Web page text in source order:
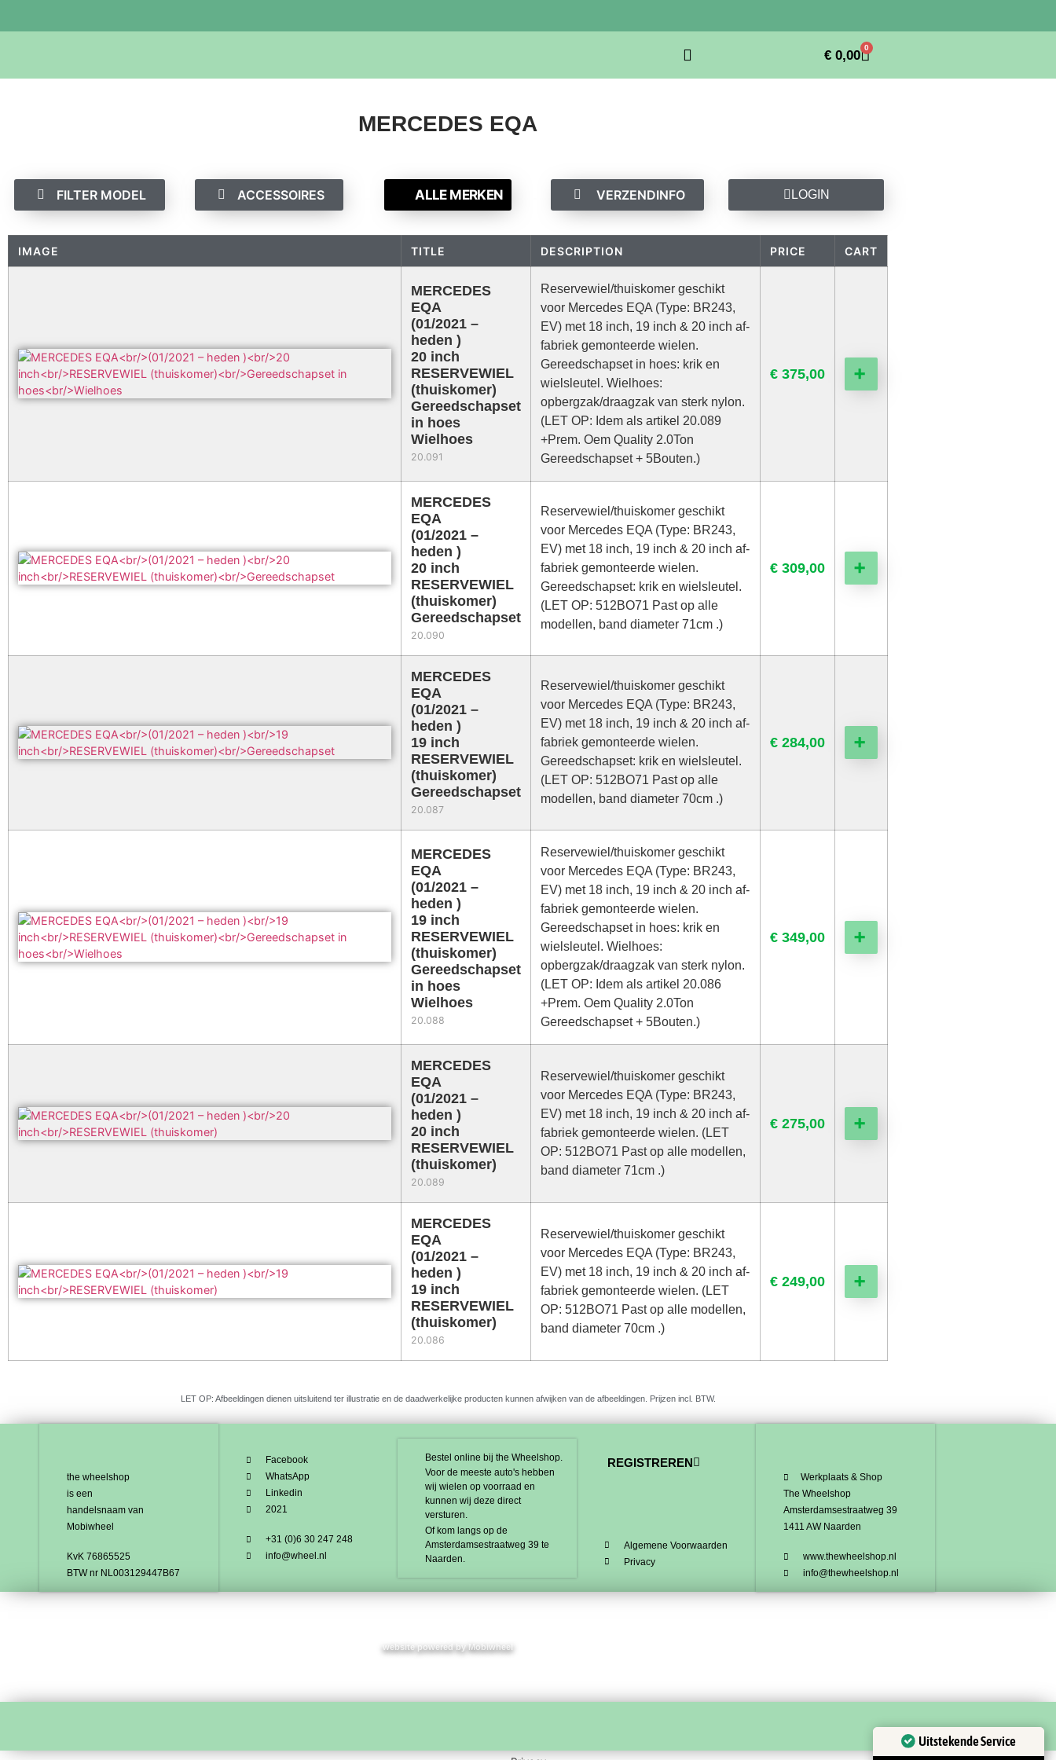
€ 0,00
0
MERCEDES EQA
FILTER MODEL ACCESSOIRES ALLE MERKEN VERZENDINFO LOGIN
IMAGE TITLE DESCRIPTION PRICE CART
MERCEDES
EQA
(01/2021 –
heden )
20 inch
RESERVEWIEL
(thuiskomer)
Gereedschapset
in hoes
Wielhoes
20.091
Reservewiel/thuiskomer geschikt
voor Mercedes EQA (Type: BR243,
EV) met 18 inch, 19 inch & 20 inch af-
fabriek gemonteerde wielen.
Gereedschapset in hoes: krik en
wielsleutel. Wielhoes:
opbergzak/draagzak van sterk nylon.
(LET OP: Idem als artikel 20.089
+Prem. Oem Quality 2.0Ton
Gereedschapset + 5Bouten.)
€ 375,00 ➕
MERCEDES
EQA
(01/2021 –
heden )
20 inch
RESERVEWIEL
(thuiskomer)
Gereedschapset
20.090
Reservewiel/thuiskomer geschikt
voor Mercedes EQA (Type: BR243,
EV) met 18 inch, 19 inch & 20 inch af-
fabriek gemonteerde wielen.
Gereedschapset: krik en wielsleutel.
(LET OP: 512BO71 Past op alle
modellen, band diameter 71cm .)
€ 309,00 ➕
MERCEDES
EQA
(01/2021 –
heden )
19 inch
RESERVEWIEL
(thuiskomer)
Gereedschapset
20.087
Reservewiel/thuiskomer geschikt
voor Mercedes EQA (Type: BR243,
EV) met 18 inch, 19 inch & 20 inch af-
fabriek gemonteerde wielen.
Gereedschapset: krik en wielsleutel.
(LET OP: 512BO71 Past op alle
modellen, band diameter 70cm .)
€ 284,00 ➕
MERCEDES
EQA
(01/2021 –
heden )
19 inch
RESERVEWIEL
(thuiskomer)
Gereedschapset
in hoes
Wielhoes
20.088
Reservewiel/thuiskomer geschikt
voor Mercedes EQA (Type: BR243,
EV) met 18 inch, 19 inch & 20 inch af-
fabriek gemonteerde wielen.
Gereedschapset in hoes: krik en
wielsleutel. Wielhoes:
opbergzak/draagzak van sterk nylon.
(LET OP: Idem als artikel 20.086
+Prem. Oem Quality 2.0Ton
Gereedschapset + 5Bouten.)
€ 349,00 ➕
MERCEDES
EQA
(01/2021 –
heden )
20 inch
RESERVEWIEL
(thuiskomer)
20.089
Reservewiel/thuiskomer geschikt
voor Mercedes EQA (Type: BR243,
EV) met 18 inch, 19 inch & 20 inch af-
fabriek gemonteerde wielen. (LET
OP: 512BO71 Past op alle modellen,
band diameter 71cm .)
€ 275,00 ➕
MERCEDES
EQA
(01/2021 –
heden )
19 inch
RESERVEWIEL
(thuiskomer)
20.086
Reservewiel/thuiskomer geschikt
voor Mercedes EQA (Type: BR243,
EV) met 18 inch, 19 inch & 20 inch af-
fabriek gemonteerde wielen. (LET
OP: 512BO71 Past op alle modellen,
band diameter 70cm .)
€ 249,00 ➕
LET OP: Afbeeldingen dienen uitsluitend ter illustratie en de daadwerkelijke producten kunnen afwijken van de afbeeldingen. Prijzen incl. BTW.
the wheelshop
is een
handelsnaam van
Mobiwheel
KvK 76865525
BTW nr NL003129447B67
Facebook
WhatsApp
Linkedin
2021
+31 (0)6 30 247 248
info@wheel.nl
Bestel online bij the Wheelshop.
Voor de meeste auto's hebben
wij wielen op voorraad en
kunnen wij deze direct
versturen.
Of kom langs op de
Amsterdamsestraatweg 39 te
Naarden.
REGISTREREN
Algemene Voorwaarden
Privacy
Werkplaats & Shop
The Wheelshop
Amsterdamsestraatweg 39
1411 AW Naarden
www.thewheelshop.nl
info@thewheelshop.nl
website powered by Mobiwheel
Uitstekende Service